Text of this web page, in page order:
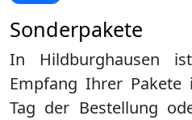
Sonderpakete
In Hildburghausen
Empfang Ihrer Pakete
Tag der Bestellung